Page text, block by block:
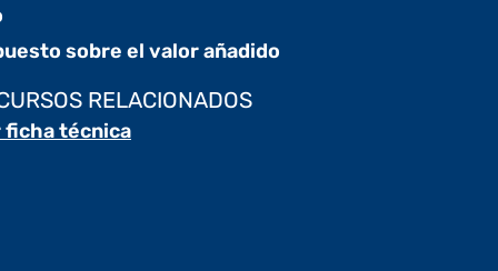
sobre el valor añadido
RELACIONADOS
ficha técnica